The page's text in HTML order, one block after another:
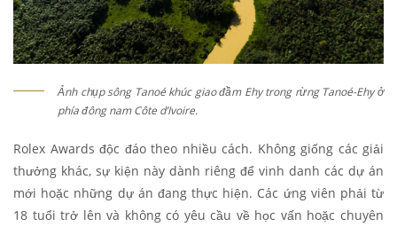
Ảnh chụp sông Tanoé khúc giao đầm Ehy trong rừng Tanoé-Ehy ở
phía đông nam Côte d’Ivoire.
Rolex Awards độc đáo theo nhiều cách. Không giống các giải
thưởng khác, sự kiện này dành riêng để vinh danh các dự án
mới hoặc những dự án đang thực hiện. Các ứng viên phải từ
18 tuổi trở lên và không có yêu cầu về học vấn hoặc chuyên